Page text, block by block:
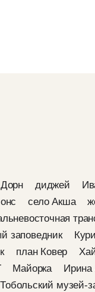
диджей
село Акша
заповедник
план Ковер
Майорка Ирина
Тобольский музей-